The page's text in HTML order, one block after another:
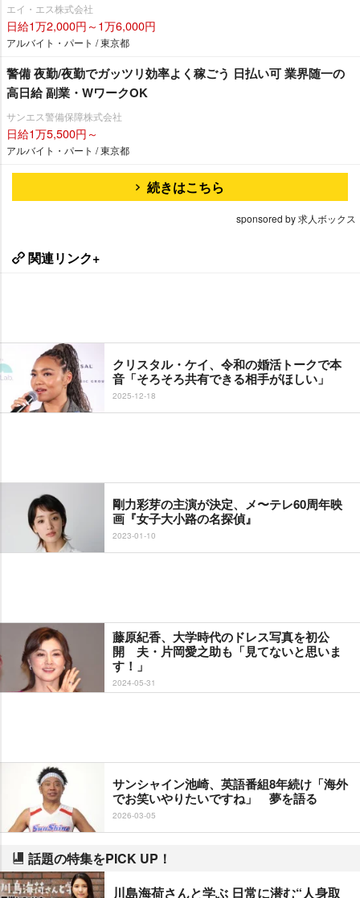
エイ・エス株式会社
日給1万2,000円～1万6,000円
アルバイト・パート / 東京都
警備 夜勤/夜勤でガッツリ効率よく稼ごう 日払い可 業界随一の
高日給 副業・WワークOK
サンエス警備保障株式会社
日給1万5,500円～
アルバイト・パート / 東京都
続きはこちら
sponsored by 求人ボックス
関連リンク+
クリスタル・ケイ、令和の婚活トークで本
音「そろそろ共有できる相手がほしい」
2025-12-18
剛力彩芽の主演が決定、メ〜テレ60周年映
画『女子大小路の名探偵』
2023-01-10
藤原紀香、大学時代のドレス写真を初公
開 夫・片岡愛之助も「見てないと思いま
す！」
2024-05-31
サンシャイン池崎、英語番組8年続け「海外
でお笑いやりたいですね」 夢を語る
2026-03-05
話題の特集をPICK UP！
川島海荷さんと学ぶ 日常に潜む“人身取